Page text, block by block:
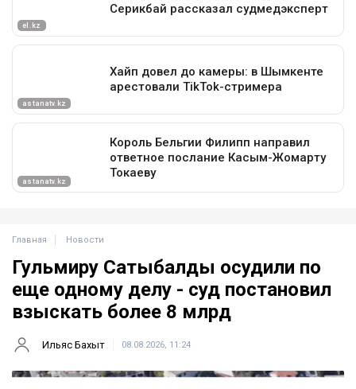
Главная Новости
Гульмиру Сатыбалды осудили по
еще одному делу - суд постановил
взыскать более 8 млрд
Ильяс Бахыт 08.08.2026, 11:24